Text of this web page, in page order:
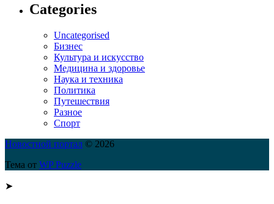
Categories
Uncategorised
Бизнес
Культура и искусство
Медицина и здоровье
Наука и техника
Политика
Путешествия
Разное
Спорт
Новостной портал © 2026
Тема от WP Puzzle
➤